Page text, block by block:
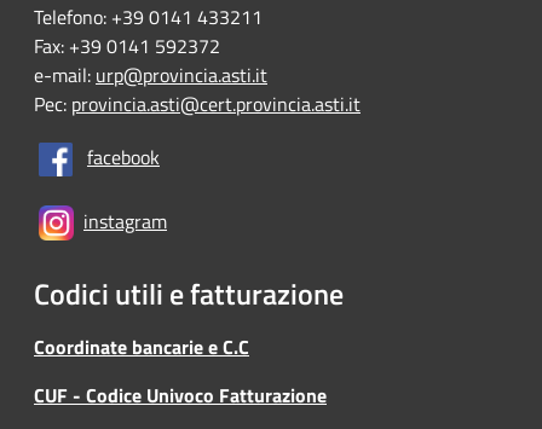
Telefono: +39 0141 433211
Fax: +39 0141 592372
e-mail: urp@provincia.asti.it
Pec: provincia.asti@cert.provincia.asti.it
facebook
instagram
Codici utili e fatturazione
Coordinate bancarie e C.C
CUF - Codice Univoco Fatturazione